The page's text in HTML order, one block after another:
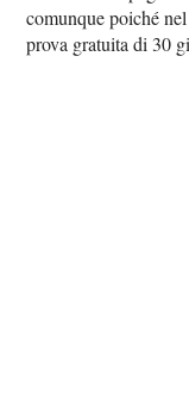
comunque poiché
prova gratuita di 30